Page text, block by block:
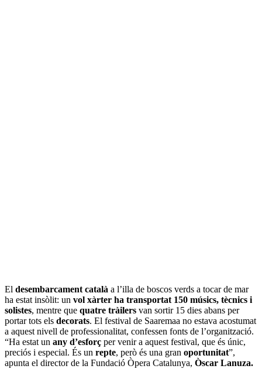
El desembarcament català a l’illa de boscos verds a tocar de mar
ha estat insòlit: un vol xàrter ha transportat 150 músics, tècnics i
solistes, mentre que quatre tràilers van sortir 15 dies abans per
portar tots els decorats. El festival de Saaremaa no estava acostumat
a aquest nivell de professionalitat, confessen fonts de l’organització.
“Ha estat un any d’esforç per venir a aquest festival, que és únic,
preciós i especial. És un repte, però és una gran oportunitat”,
apunta el director de la Fundació Òpera Catalunya, Òscar Lanuza.